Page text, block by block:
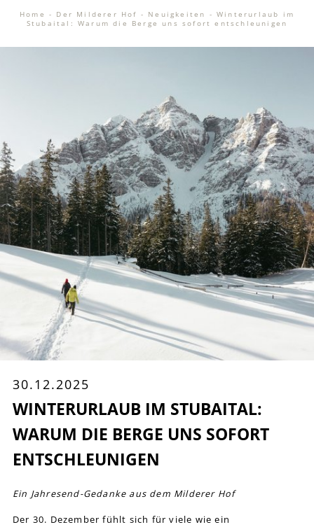
Home - Der Milderer Hof - Neuigkeiten -Winterurlaub im
Stubaital: Warum die Berge uns sofort entschleunigen
30.12.2025
WINTERURLAUB IM STUBAITAL:
WARUM DIE BERGE UNS SOFORT
ENTSCHLEUNIGEN
Ein Jahresend-Gedanke aus dem Milderer Hof
Der 30. Dezember fühlt sich für viele wie ein